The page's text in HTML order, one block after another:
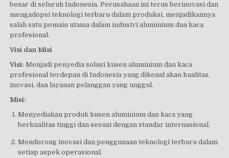
besar di seluruh Indonesia. Perusahaan ini terus berinovasi dan
mengadopsi teknologi terbaru dalam produksi, menjadikannya
salah satu pemain utama dalam industri aluminium dan kaca
profesional.
Visi dan Misi
Visi: Menjadi penyedia solusi kusen aluminium dan kaca
profesional terdepan di Indonesia yang dikenal akan kualitas,
inovasi, dan layanan pelanggan yang unggul.
Misi:
Menyediakan produk kusen aluminium dan kaca yang
berkualitas tinggi dan sesuai dengan standar internasional.
Mendorong inovasi dan penggunaan teknologi terbaru dalam
setiap aspek operasional.